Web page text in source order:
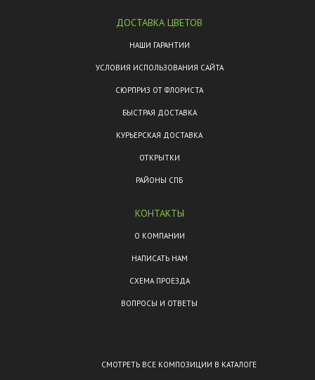
ДОСТАВКА ЦВЕТОВ
НАШИ ГАРАНТИИ
УСЛОВИЯ ИСПОЛЬЗОВАНИЯ САЙТА
СЮРПРИЗ ОТ ФЛОРИСТА
БЫСТРАЯ ДОСТАВКА
КУРЬЕРСКАЯ ДОСТАВКА
ОТКРЫТКИ
РАЙОНЫ СПБ
КОНТАКТЫ
О КОМПАНИИ
НАПИСАТЬ НАМ
СХЕМА ПРОЕЗДА
ВОПРОСЫ И ОТВЕТЫ
СМОТРЕТЬ ВСЕ КОМПОЗИЦИИ В КАТАЛОГЕ